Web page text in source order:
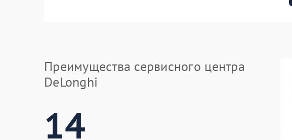
Преимущества сервисного центра
DeLonghi
14